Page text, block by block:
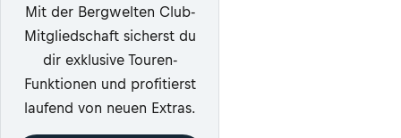
Mit der Bergwelten Club-
Mitgliedschaft sicherst du
dir exklusive Touren-
Funktionen und profitierst
laufend von neuen Extras.